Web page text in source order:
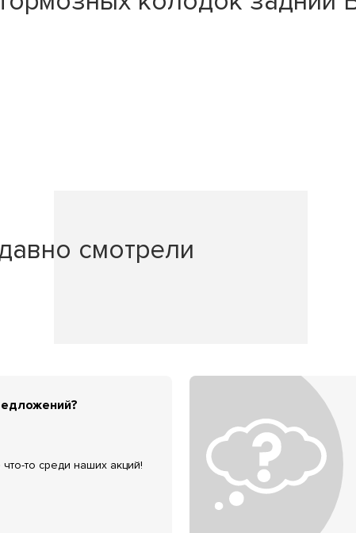
смотрели
то среди наших акций!